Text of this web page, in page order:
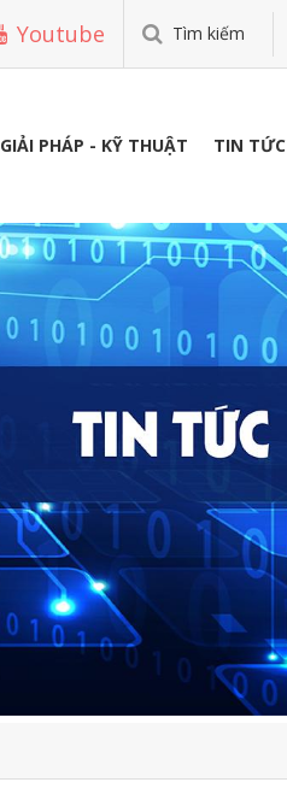
Youtube Tìm kiếm
GIẢI PHÁP - KỸ THUẬT TIN TỨC
THƯ VIỆN
TUYỂN DỤNG